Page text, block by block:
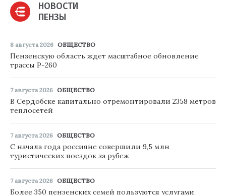
НОВОСТИ
ПЕНЗЫ
8 августа 2026 ОБЩЕСТВО
Пензенскую область ждет масштабное обновление
трассы Р-260
7 августа 2026 ОБЩЕСТВО
В Сердобске капитально отремонтировали 2358 метров
теплосетей
7 августа 2026 ОБЩЕСТВО
С начала года россияне совершили 9,5 млн
туристических поездок за рубеж
7 августа 2026 ОБЩЕСТВО
Более 350 пензенских семей пользуются услугами